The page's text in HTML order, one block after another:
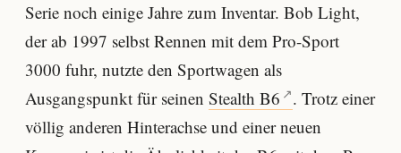
Serie noch einige Jahre zum Inventar. Bob Light,
der ab 1997 selbst Rennen mit dem Pro-Sport
3000 fuhr, nutzte den Sportwagen als
Ausgangspunkt für seinen Stealth B6
. Trotz einer
völlig anderen Hinterachse und einer neuen